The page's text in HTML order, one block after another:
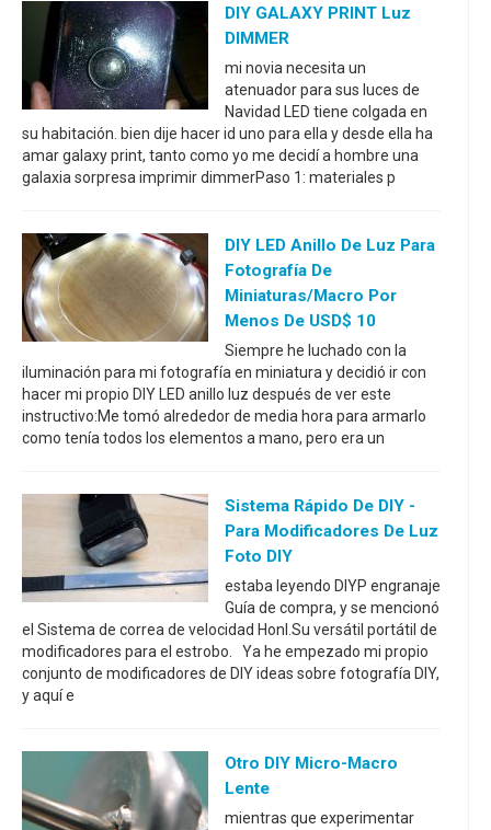
DIY GALAXY PRINT Luz
DIMMER
mi novia necesita un
atenuador para sus luces de
Navidad LED tiene colgada en
su habitación. bien dije hacer id uno para ella y desde ella ha
amar galaxy print, tanto como yo me decidí a hombre una
galaxia sorpresa imprimir dimmerPaso 1: materiales p
DIY LED Anillo De Luz Para
Fotografía De
Miniaturas/Macro Por
Menos De USD$ 10
Siempre he luchado con la
iluminación para mi fotografía en miniatura y decidió ir con
hacer mi propio DIY LED anillo luz después de ver este
instructivo:Me tomó alrededor de media hora para armarlo
como tenía todos los elementos a mano, pero era un
Sistema Rápido De DIY -
Para Modificadores De Luz
Foto DIY
estaba leyendo DIYP engranaje
Guía de compra, y se mencionó
el Sistema de correa de velocidad Honl.Su versátil portátil de
modificadores para el estrobo. Ya he empezado mi propio
conjunto de modificadores de DIY ideas sobre fotografía DIY,
y aquí e
Otro DIY Micro-Macro
Lente
mientras que experimentar